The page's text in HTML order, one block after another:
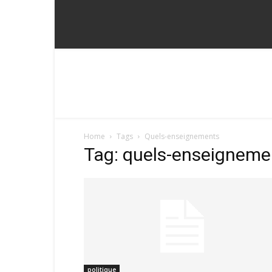
Home Tags Quels-enseignements
Tag: quels-
politique